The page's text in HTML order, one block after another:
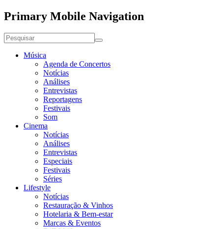
Primary Mobile Navigation
Música
Agenda de Concertos
Notícias
Análises
Entrevistas
Reportagens
Festivais
Som
Cinema
Notícias
Análises
Entrevistas
Especiais
Festivais
Séries
Lifestyle
Notícias
Restauração & Vinhos
Hotelaria & Bem-estar
Marcas & Eventos